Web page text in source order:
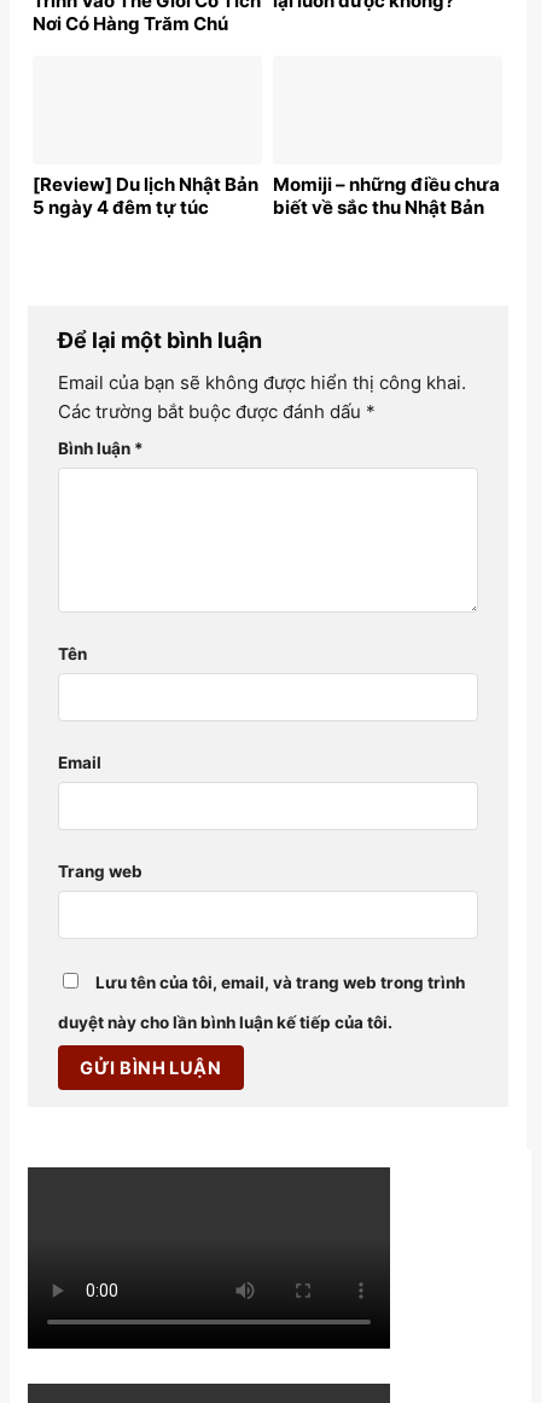
Nơi Có Hàng Trăm Chú
[Review] Du lịch Nhật Bản
5 ngày 4 đêm tự túc
Momiji – những điều chưa
biết về sắc thu Nhật Bản
Để lại một bình luận
Email của bạn sẽ không được hiển thị công khai.
Các trường bắt buộc được đánh dấu *
Bình luận *
Tên
Email
Trang web
Lưu tên của tôi, email, và trang web trong trình
duyệt này cho lần bình luận kế tiếp của tôi.